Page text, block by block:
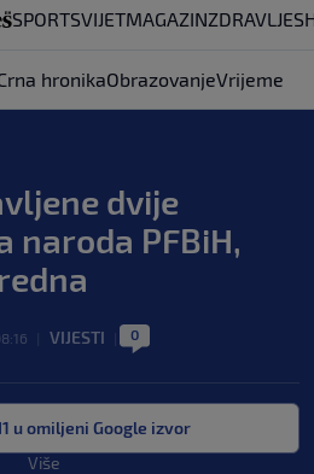
SPORTSVIJETMAGAZINZDRAVLJE
hronikaObrazovanjeVrijeme
dvije
naroda PFBiH,
VIJESTI 0
u omiljeni Google izvor
Više